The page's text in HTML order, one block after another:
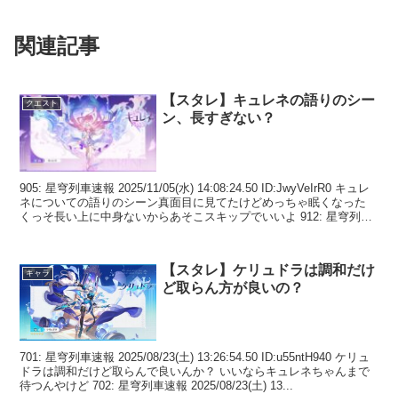
関連記事
クエスト
【スタレ】キュレネの語りのシー
ン、長すぎない？
905: 星穹列車速報 2025/11/05(水) 14:08:24.50 ID:JwyVeIrR0 キュレ
ネについての語りのシーン真面目に見てたけどめっちゃ眠くなった
くっそ長い上に中身ないからあそこスキップでいいよ 912: 星穹列車
キャラ
【スタレ】ケリュドラは調和だけ
ど取らん方が良いの？
701: 星穹列車速報 2025/08/23(土) 13:26:54.50 ID:u55ntH940 ケリュ
ドラは調和だけど取らんで良いんか？ いいならキュレネちゃんまで
待つんやけど 702: 星穹列車速報 2025/08/23(土) 13...